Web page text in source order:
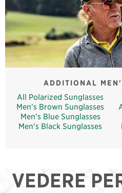
ADDITIONAL
All Polarized Sunglasses
Men's Brown Sunglasses
Men's Blue Sunglasses
Men's Black Sunglasses
VEDERE